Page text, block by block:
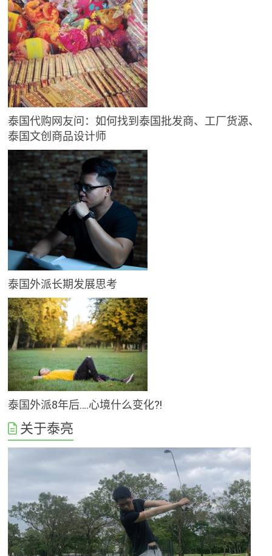
泰国代购网友问：如何找到泰国批发商、工厂货源、
泰国文创商品设计师
泰国外派长期发展思考
泰国外派8年后….心境什么变化?!
关于泰亮